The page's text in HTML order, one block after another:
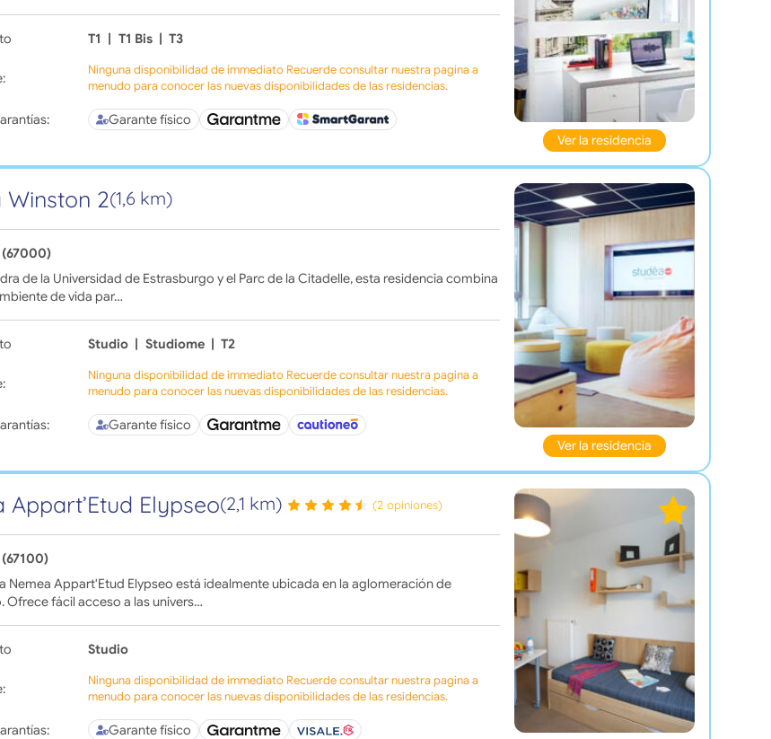
T1 | T1 Bis | T3
Ninguna disponibilidad de immediato Recuerde consultar nuestra pagina a
menudo para conocer las nuevas disponibilidades de las residencias.
Garante físico
Ver la residencia
Winston 2(1,6 km)
de la Universidad de Estrasburgo y el Parc de la Citadelle, esta residencia combina
de vida par…
Studio | Studiome | T2
Ninguna disponibilidad de immediato Recuerde consultar nuestra pagina a
menudo para conocer las nuevas disponibilidades de las residencias.
Garante físico
Ver la residencia
Appart’Etud Elypseo(2,1 km) (2 opiniones)
Nemea Appart'Etud Elypseo está idealmente ubicada en la aglomeración de
Ofrece fácil acceso a las univers…
Studio
Ninguna disponibilidad de immediato Recuerde consultar nuestra pagina a
menudo para conocer las nuevas disponibilidades de las residencias.
Garante físico